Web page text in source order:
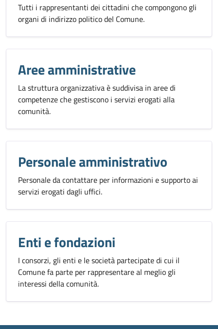
Tutti i rappresentanti dei cittadini che compongono gli
organi di indirizzo politico del Comune.
Aree amministrative
La struttura organizzativa è suddivisa in aree di
competenze che gestiscono i servizi erogati alla
comunità.
Personale amministrativo
Personale da contattare per informazioni e supporto ai
servizi erogati dagli uffici.
Enti e fondazioni
I consorzi, gli enti e le società partecipate di cui il
Comune fa parte per rappresentare al meglio gli
interessi della comunità.